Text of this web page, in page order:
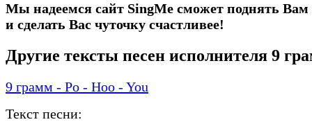
Мы надеемся сайт SingMe сможет поднять Вам
и сделать Вас чуточку счастливее!
Другие тексты песен исполнителя 9
9 грамм - Po - Hoo - You
Текст песни: